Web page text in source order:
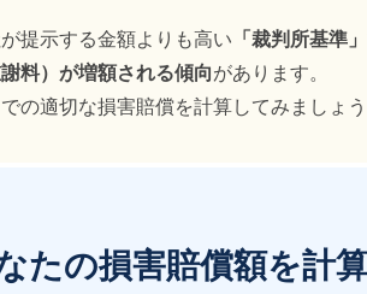
提示する金額よりも高い 「裁判所基準」
料）が増額される傾向があります。
の適切な損害賠償を計算してみましょう
たの損害賠償額を計